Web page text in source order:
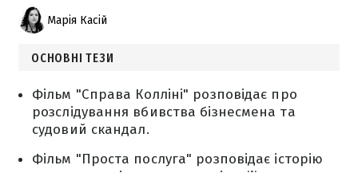
Марія Касій
ОСНОВНІ ТЕЗИ
Фільм "Справа Колліні" розповідає про
розслідування вбивства бізнесмена та
судовий скандал.
Фільм "Проста послуга" розповідає історію